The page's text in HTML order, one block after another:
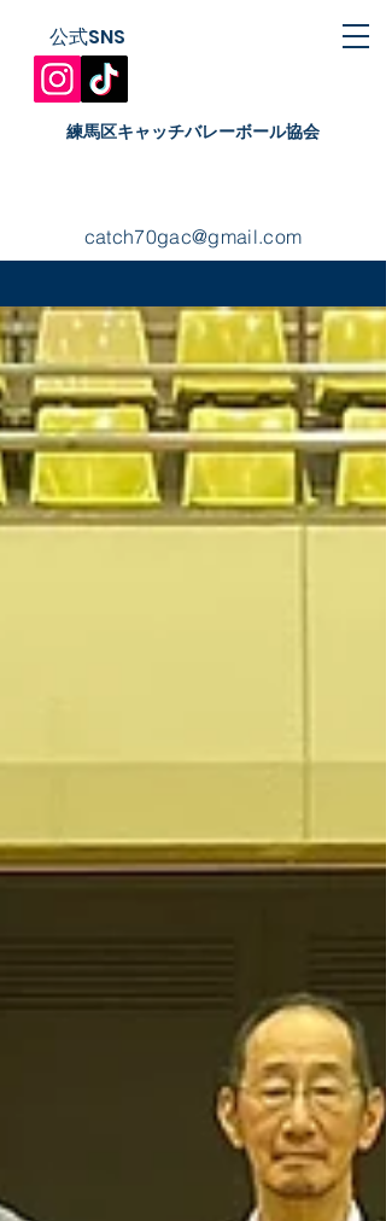
​練馬区キャッチバレーボール協会
公式SNS
catch70gac@gmail.com